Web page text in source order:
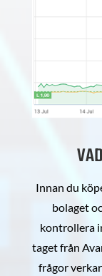
Innan du
bolaget
kontrollera
taget från
frågor